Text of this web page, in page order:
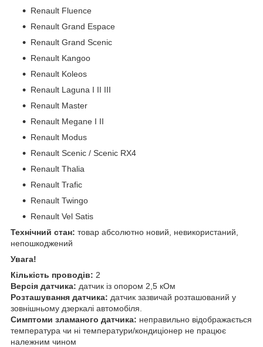
Renault Fluence
Renault Grand Espace
Renault Grand Scenic
Renault Kangoo
Renault Koleos
Renault Laguna I II III
Renault Master
Renault Megane I II
Renault Modus
Renault Scenic / Scenic RX4
Renault Thalia
Renault Trafic
Renault Twingo
Renault Vel Satis
Технічний стан: товар абсолютно новий, невикористаний,
непошкоджений
Увага!
Кількість проводів: 2
Версія датчика: датчик із опором 2,5 кОм
Розташування датчика: датчик зазвичай розташований у
зовнішньому дзеркалі автомобіля.
Симптоми зламаного датчика: неправильно відображається
температура чи ні температури/кондиціонер не працює
належним чином